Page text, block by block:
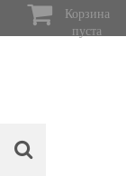
Корзина
пуста